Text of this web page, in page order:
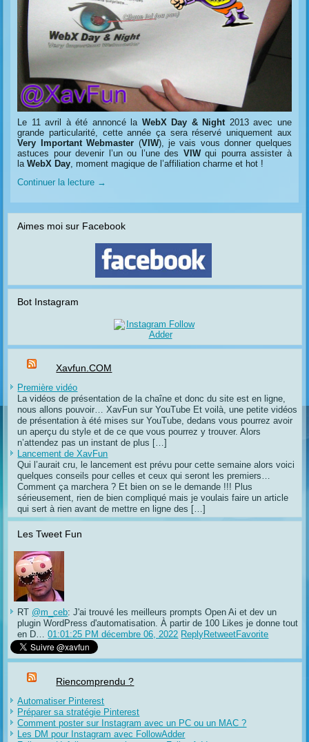
Le 11 avril à été annoncé la WebX Day & Night 2013 avec une
grande particularité, cette année ça sera réservé uniquement aux
Very Important Webmaster (VIW), je vais vous donner quelques
astuces pour devenir l’un ou l’une des VIWqui pourra assister à
laWebX Day , moment magique de l’affiliation charme et hot !
Continuer la lecture →
Aimes moi sur Facebook
Bot Instagram
Xavfun.COM
Première vidéo
La vidéos de présentation de la chaîne et donc du site est en ligne,
nous allons pouvoir… XavFun sur YouTube Et voilà, une petite vidéos
de présentation à été mises sur YouTube, dedans vous pourrez avoir
un aperçu du style et de ce que vous pourrez y trouver. Alors
n’attendez pas un instant de plus […]
Lancement de XavFun
Qui l’aurait cru, le lancement est prévu pour cette semaine alors voici
quelques conseils pour celles et ceux qui seront les premiers…
Comment ça marchera ? Et bien on se le demande !!! Plus
sérieusement, rien de bien compliqué mais je voulais faire un article
qui sert à rien avant de mettre en ligne des […]
Les Tweet Fun
RT @m_ceb: J'ai trouvé les meilleurs prompts Open Ai et dev un
plugin WordPress d'automatisation. À partir de 100 Likes je donne tout
en D…
01:01:25 PM décembre 06, 2022 ReplyRetweetFavorite
Riencomprendu ?
Automatiser Pinterest
Préparer sa stratégie Pinterest
Comment poster sur Instagram avec un PC ou un MAC ?
Les DM pour Instagram avec FollowAdder